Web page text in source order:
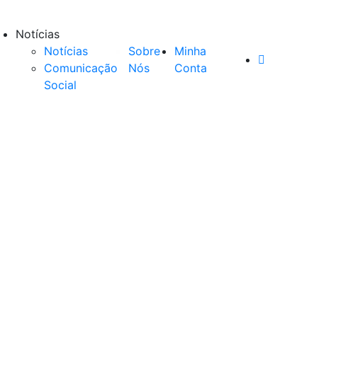
Notícias
Notícias
Comunicação
Social
Sobre
Nós
Minha
Conta